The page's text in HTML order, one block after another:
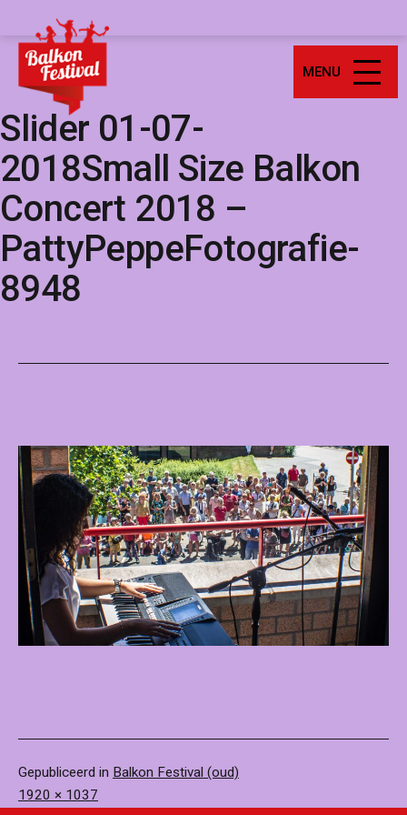
naar
inhoud
Balkonfestival
MENU
Slider 01-07-
2018Small Size Balkon
Concert 2018 –
PattyPeppeFotografie-
8948
Gepubliceerd in Balkon Festival (oud)
Volledige
1920 × 1037